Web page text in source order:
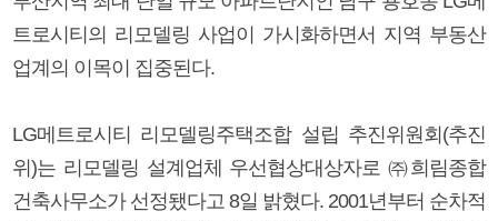
트로시티의 리모델링 사업이 가시화하면서 지역 부동산
업계의 이목이 집중된다.
LG메트로시티 리모델링주택조합 설립 추진위원회(추진
위)는 리모델링 설계업체 우선협상대상자로 ㈜희림종합
건축사무소가 선정됐다고 8일 밝혔다. 2001년부터 순차적